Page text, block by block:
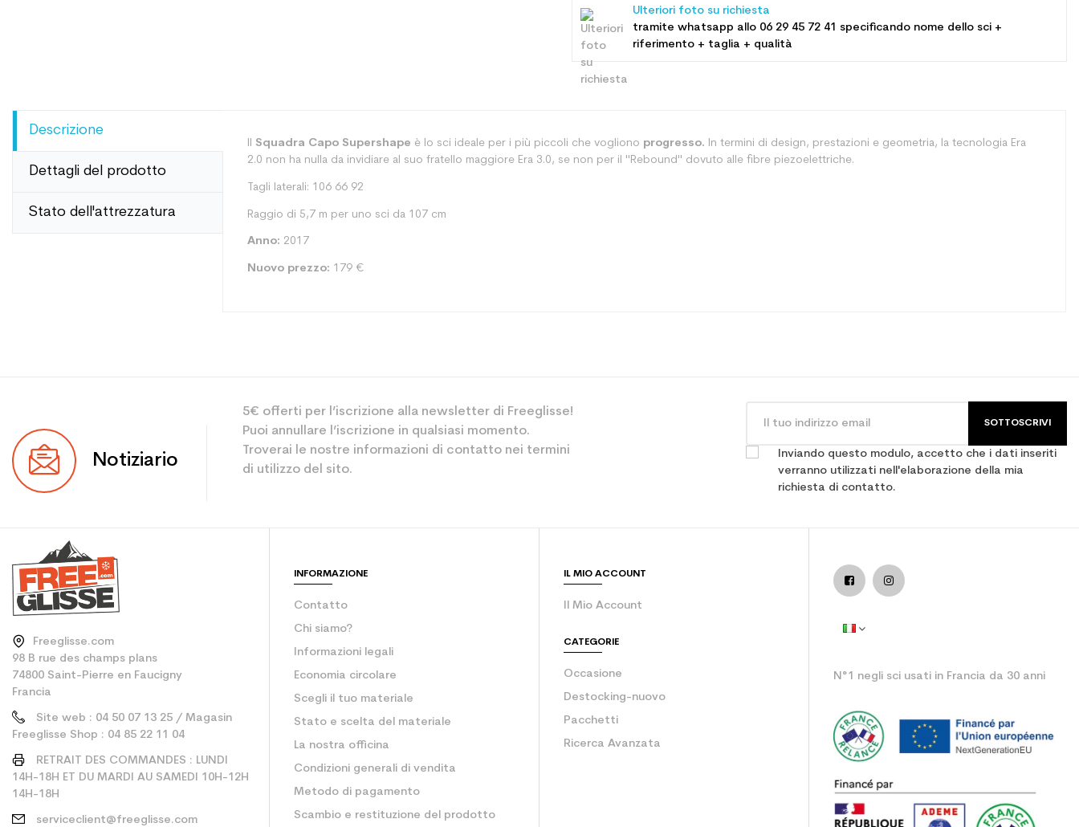
Ulteriori foto su richiesta
tramite whatsapp allo 06 29 45 72 41 specificando nome dello sci +
riferimento + taglia + qualità
Descrizione
Dettagli del prodotto
Stato dell'attrezzatura
Il Squadra Capo Supershape è lo sci ideale per i più piccoli che vogliono progresso. In termini di design, prestazioni e geometria, la tecnologia Era
2.0 non ha nulla da invidiare al suo fratello maggiore Era 3.0, se non per il "Rebound" dovuto alle fibre piezoelettriche.
Tagli laterali: 106 66 92
Raggio di 5,7 m per uno sci da 107 cm
Anno: 2017
Nuovo prezzo: 179 €
Utente
Livello Tempo libero sportivo
Notiziario
5€ offerti per l’iscrizione alla newsletter di Freeglisse!
Puoi annullare l’iscrizione in qualsiasi momento.
Troverai le nostre informazioni di contatto nei termini
di utilizzo del sito.
SOTTOSCRIVI
Inviando questo modulo, accetto che i dati inseriti
verranno utilizzati nell'elaborazione della mia
richiesta di contatto.
Freeglisse.com
98 B rue des champs plans
74800 Saint-Pierre en Faucigny
Francia
Site web : 04 50 07 13 25 / Magasin
Freeglisse Shop : 04 85 22 11 04
RETRAIT DES COMMANDES : LUNDI
14H-18H ET DU MARDI AU SAMEDI 10H-12H
14H-18H
serviceclient@freeglisse.com
INFORMAZIONE
Contatto
Chi siamo?
Informazioni legali
Economia circolare
Scegli il tuo materiale
Stato e scelta del materiale
La nostra officina
Condizioni generali di vendita
Metodo di pagamento
Scambio e restituzione del prodotto
IL MIO ACCOUNT
Il Mio Account
CATEGORIE
Occasione
Destocking-nuovo
Pacchetti
Ricerca Avanzata
N°1 negli sci usati in Francia da 30 anni